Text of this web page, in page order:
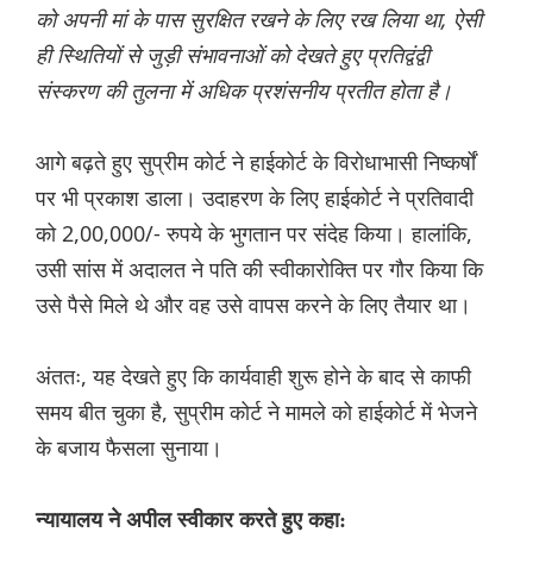
को अपनी मां के पास सुरक्षित रखने के लिए रख लिया था, ऐसी
ही स्थितियों से जुड़ी संभावनाओं को देखते हुए प्रतिद्वंद्वी
संस्करण की तुलना में अधिक प्रशंसनीय प्रतीत होता है।
आगे बढ़ते हुए सुप्रीम कोर्ट ने हाईकोर्ट के विरोधाभासी निष्कर्षों
पर भी प्रकाश डाला। उदाहरण के लिए हाईकोर्ट ने प्रतिवादी
को 2,00,000/- रुपये के भुगतान पर संदेह किया। हालांकि,
उसी सांस में अदालत ने पति की स्वीकारोक्ति पर गौर किया कि
उसे पैसे मिले थे और वह उसे वापस करने के लिए तैयार था।
अंततः, यह देखते हुए कि कार्यवाही शुरू होने के बाद से काफी
समय बीत चुका है, सुप्रीम कोर्ट ने मामले को हाईकोर्ट में भेजने
के बजाय फैसला सुनाया।
न्यायालय ने अपील स्वीकार करते हुए कहा: